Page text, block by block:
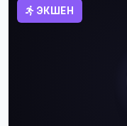
ЭКШЕН